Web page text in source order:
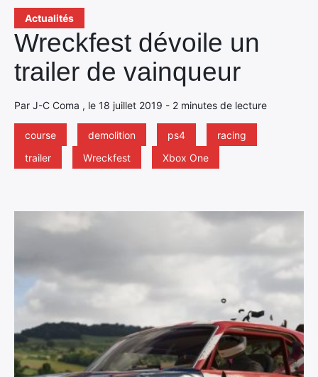
Actualités
Wreckfest dévoile un
trailer de vainqueur
Par J-C Coma , le 18 juillet 2019 - 2 minutes de lecture
course demolition ps4
racing
trailer
Wreckfest Xbox One